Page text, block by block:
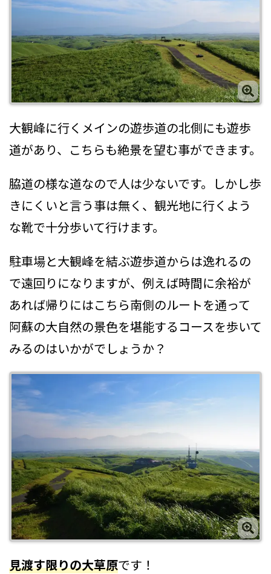
大観峰に行くメインの遊歩道の北側にも遊歩
道があり、こちらも絶景を望む事ができます。
脇道の様な道なので人は少ないです。しかし歩
きにくいと言う事は無く、観光地に行くよう
な靴で十分歩いて行けます。
駐車場と大観峰を結ぶ遊歩道からは逸れるの
で遠回りになりますが、例えば時間に余裕が
あれば帰りにはこちら南側のルートを通って
阿蘇の大自然の景色を堪能するコースを歩いて
みるのはいかがでしょうか？
見渡す限りの大草原です！